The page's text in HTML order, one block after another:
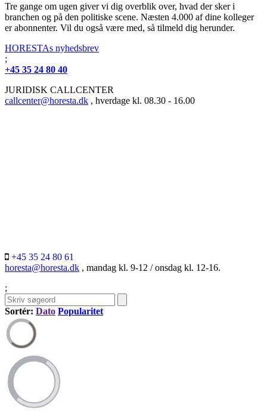
Tre gange om ugen giver vi dig overblik over, hvad der sker i
branchen og på den politiske scene. Næsten 4.000 af dine kolleger
er abonnenter. Vil du også være med, så tilmeld dig herunder.
HORESTAs nyhedsbrev
;
+45 35 24 80 40
JURIDISK CALLCENTER
callcenter@horesta.dk , hverdage kl. 08.30 - 16.00
+45 35 24 80 61
horesta@horesta.dk , mandag kl. 9-12 / onsdag kl. 12-16.
;
Sortér: Dato Popularitet